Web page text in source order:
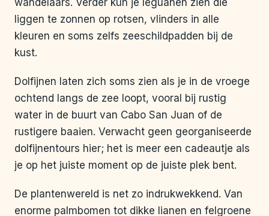
wandelaars. Verder kun je leguanen zien die
liggen te zonnen op rotsen, vlinders in alle
kleuren en soms zelfs zeeschildpadden bij de
kust.
Dolfijnen laten zich soms zien als je in de vroege
ochtend langs de zee loopt, vooral bij rustig
water in de buurt van Cabo San Juan of de
rustigere baaien. Verwacht geen georganiseerde
dolfijnentours hier; het is meer een cadeautje als
je op het juiste moment op de juiste plek bent.
De plantenwereld is net zo indrukwekkend. Van
enorme palmbomen tot dikke lianen en felgroene